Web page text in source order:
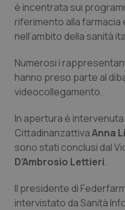
Campania
Emilia-Romagna
Friuli Venezia
Liguria
Lombardia
Marche
Car-T
Colesterolo &
Dermatite Atopica
Disturbi
Dolore
Donna & Salute
è incentrata sui
riferimento alla
nell’ambito della sanità
Numerosi i
hanno preso parte al
videocollegamento.
In apertura è
CittadinanzattivaAnna
sono stati conclusi dal
D’Ambrosio Lettieri.
Il presidente di
intervistato daSanità